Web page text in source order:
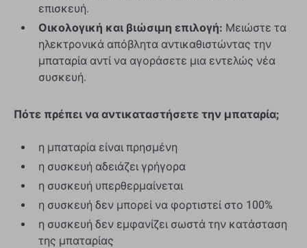
επισκευή.
Οικολογική και βιώσιμη επιλογή: Μειώστε τα
ηλεκτρονικά απόβλητα αντικαθιστώντας την
μπαταρία αντί να αγοράσετε μια εντελώς νέα
συσκευή.
Πότε πρέπει να αντικαταστήσετε την μπαταρία;
η μπαταρία είναι πρησμένη
η συσκευή αδειάζει γρήγορα
η συσκευή υπερθερμαίνεται
η συσκευή δεν μπορεί να φορτιστεί στο 100%
η συσκευή δεν εμφανίζει σωστά την κατάσταση
της μπαταρίας